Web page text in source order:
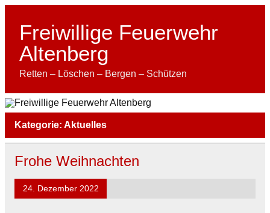
Skip
contentFreiwillige Feuerwehr
Altenberg
Retten – Löschen – Bergen – Schützen
Kategorie: Aktuelles
Frohe Weihnachten
24. Dezember 2022